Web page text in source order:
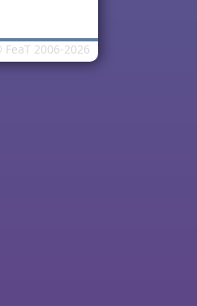
FeaT 2006-2026